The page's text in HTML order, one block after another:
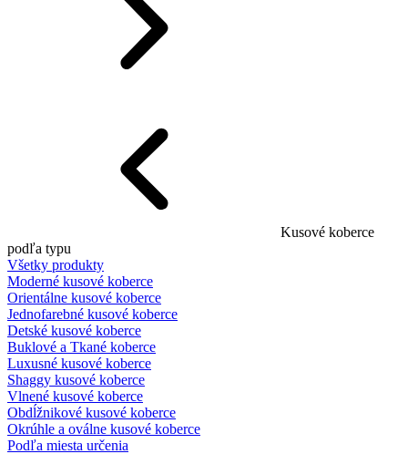
Kusové koberce
podľa typu
Všetky produkty
Moderné kusové koberce
Orientálne kusové koberce
Jednofarebné kusové koberce
Detské kusové koberce
Buklové a Tkané koberce
Luxusné kusové koberce
Shaggy kusové koberce
Vlnené kusové koberce
Obdĺžnikové kusové koberce
Okrúhle a oválne kusové koberce
Podľa miesta určenia